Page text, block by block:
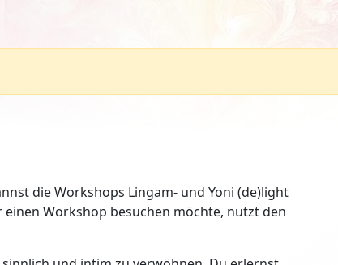
die Workshops Lingam- und Yoni (de)light
Workshop besuchen möchte, nutzt den